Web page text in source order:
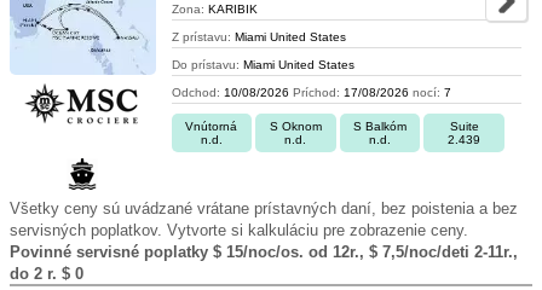
Zona: KARIBIK
Z prístavu: Miami United States
Do prístavu: Miami United States
Odchod: 10/08/2026 Príchod: 17/08/2026 nocí: 7
Vnútorná
n.d.
S Oknom
n.d.
S Balkóm
n.d.
Suite
2.439
Všetky ceny sú uvádzané vrátane prístavných daní, bez poistenia a bez
servisných poplatkov. Vytvorte si kalkuláciu pre zobrazenie ceny.
Povinné servisné poplatky $ 15/noc/os. od 12r., $ 7,5/noc/deti 2-11r.,
do 2 r. $ 0